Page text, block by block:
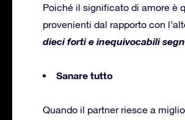
Poiché il significato di amore è
provenienti dal rapporto con
dieci forti e inequivocabili
Sanare tutto
Quando il partner riesce a